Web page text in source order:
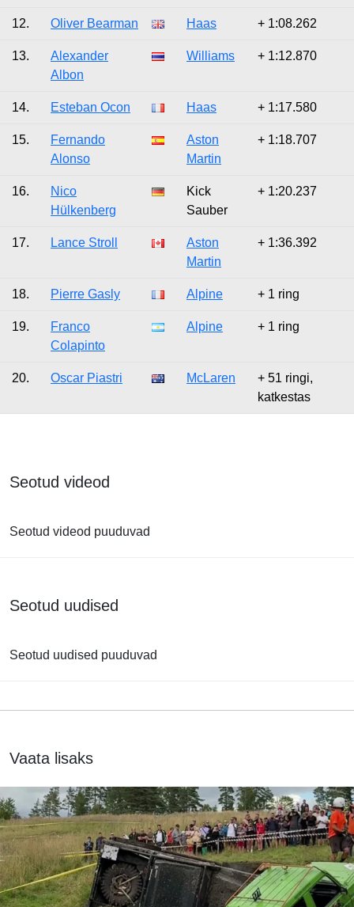
12. Oliver Bearman Haas + 1:08.262
13.
Alexander
Albon
Williams + 1:12.870
14. Esteban Ocon Haas + 1:17.580
15.
Fernando
Alonso
Aston
Martin
+ 1:18.707
16.
Nico
Hülkenberg
Kick
Sauber
+ 1:20.237
17. Lance Stroll
Aston
Martin
+ 1:36.392
18. Pierre Gasly Alpine + 1 ring
19.
Franco
Colapinto
Alpine + 1 ring
20. Oscar Piastri McLaren
+ 51 ringi,
katkestas
Seotud videod
Seotud videod puuduvad
Seotud uudised
Seotud uudised puuduvad
Vaata lisaks